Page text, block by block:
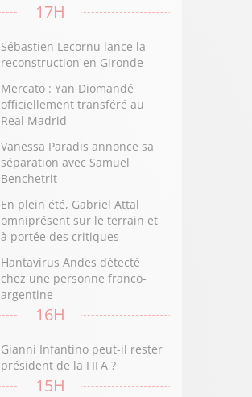
17H
Sébastien Lecornu lance la
reconstruction en Gironde
Mercato : Yan Diomandé
officiellement transféré au
Real Madrid
Vanessa Paradis annonce sa
séparation avec Samuel
Benchetrit
En plein été, Gabriel Attal
omniprésent sur le terrain et
à portée des critiques
Hantavirus Andes détecté
chez une personne franco-
argentine
16H
Gianni Infantino peut-il rester
président de la FIFA ?
15H